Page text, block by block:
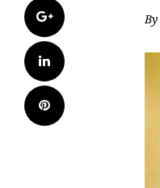
Google+
LinkedIn
Pinterest
By